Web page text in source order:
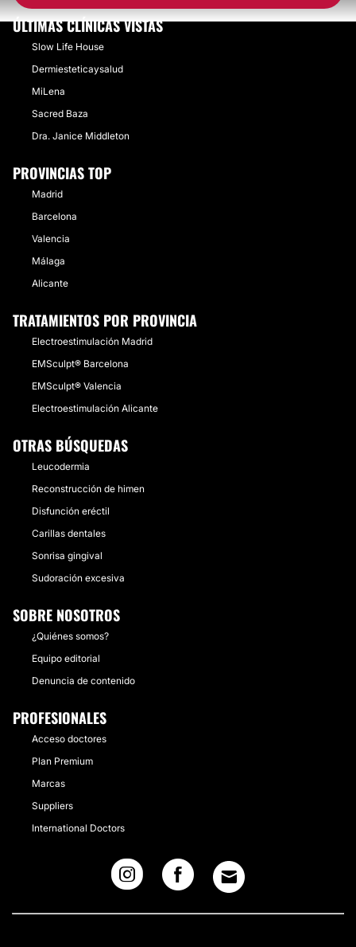
ÚLTIMAS CLÍNICAS VISTAS
Slow Life House
Dermiesteticaysalud
MiLena
Sacred Baza
Dra. Janice Middleton
PROVINCIAS TOP
Madrid
Barcelona
Valencia
Málaga
Alicante
TRATAMIENTOS POR PROVINCIA
Electroestimulación Madrid
EMSculpt® Barcelona
EMSculpt® Valencia
Electroestimulación Alicante
OTRAS BÚSQUEDAS
Leucodermia
Reconstrucción de himen
Disfunción eréctil
Carillas dentales
Sonrisa gingival
Sudoración excesiva
SOBRE NOSOTROS
¿Quiénes somos?
Equipo editorial
Denuncia de contenido
PROFESIONALES
Acceso doctores
Plan Premium
Marcas
Suppliers
International Doctors